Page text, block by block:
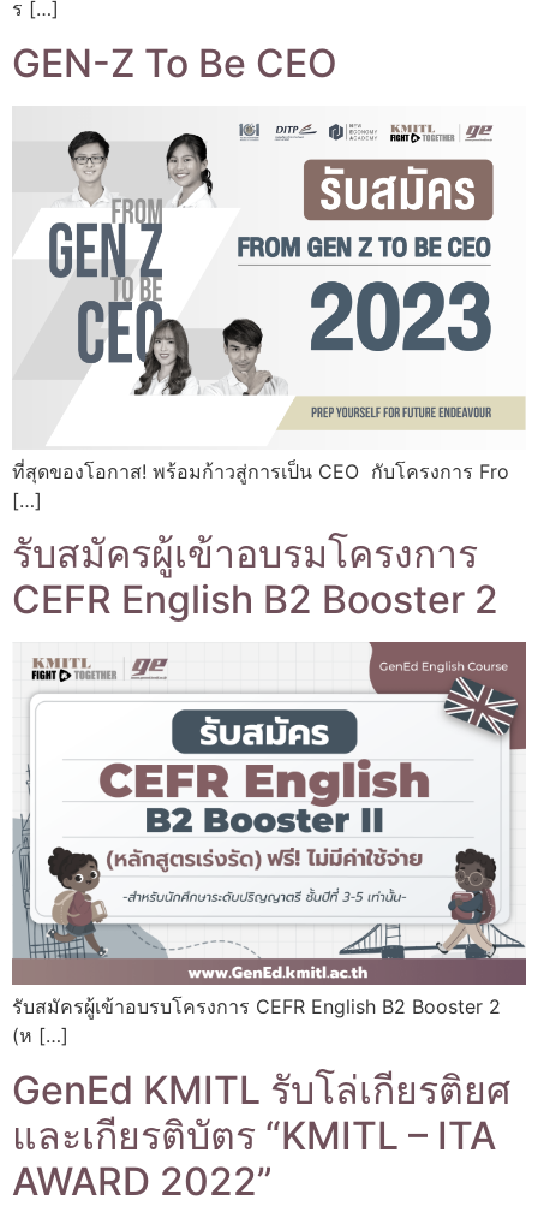
ร […]
GEN-Z To Be CEO
ที่สุดของโอกาส! พร้อมก้าวสู่การเป็น CEO กับโครงการ Fro
[…]
รับสมัครผู้เข้าอบรมโครงการ
CEFR English B2 Booster 2
รับสมัครผู้เข้าอบรบโครงการ CEFR English B2 Booster 2
(ห […]
GenEd KMITL รับโล่เกียรติยศ
และเกียรติบัตร “KMITL – ITA
AWARD 2022”